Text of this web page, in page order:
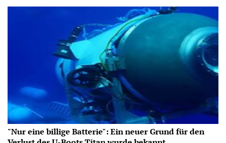
"Nur eine billige Batterie": Ein neuer Grund für den